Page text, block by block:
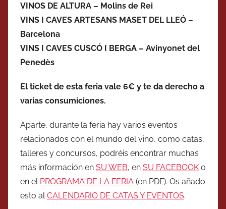
VINOS DE ALTURA – Molins de Rei
VINS I CAVES ARTESANS MASET DEL LLEÓ –
Barcelona
VINS I CAVES CUSCÓ I BERGA – Avinyonet del
Penedès
El ticket de esta feria vale 6€ y te da derecho a
varias consumiciones.
Aparte, durante la feria hay varios eventos
relacionados con el mundo del vino, como catas,
talleres y concursos, podréis encontrar muchas
más información en SU WEB, en SU FACEBOOK o
en el PROGRAMA DE LA FERIA (en PDF). Os añado
esto alCALENDARIO DE CATAS Y EVENTOS.